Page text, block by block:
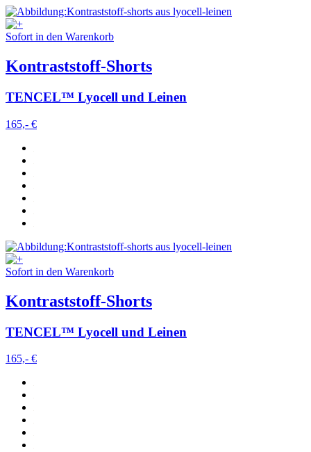
Sofort in den Warenkorb
Kontraststoff-Shorts
TENCEL™ Lyocell und Leinen
165,- €
Sofort in den Warenkorb
Kontraststoff-Shorts
TENCEL™ Lyocell und Leinen
165,- €